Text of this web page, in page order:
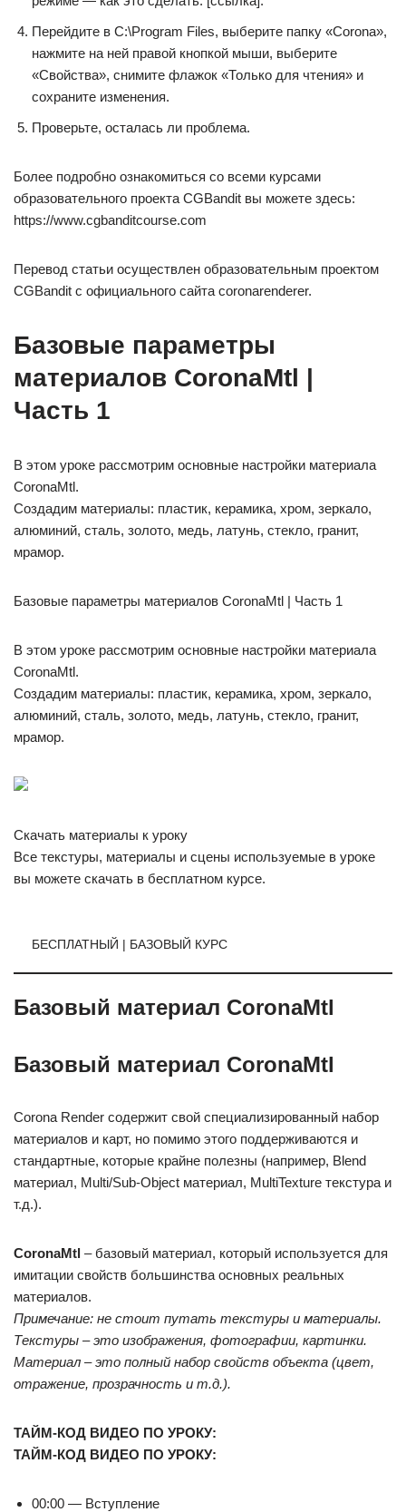
Перейдите в C:\Program Files, выберите папку «Corona»,
нажмите на ней правой кнопкой мыши, выберите
«Свойства», снимите флажок «Только для чтения» и
сохраните изменения.
Проверьте, осталась ли проблема.
Более подробно ознакомиться со всеми курсами
образовательного проекта CGBandit вы можете здесь:
https://www.cgbanditcourse.com
Перевод статьи осуществлен образовательным проектом
CGBandit c официального сайта coronarenderer.
Базовые параметры
материалов CoronaMtl |
Часть 1
В этом уроке рассмотрим основные настройки материала
CoronaMtl.
Создадим материалы: пластик, керамика, хром, зеркало,
алюминий, сталь, золото, медь, латунь, стекло, гранит,
мрамор.
Базовые параметры материалов CoronaMtl | Часть 1
В этом уроке рассмотрим основные настройки материала
CoronaMtl.
Создадим материалы: пластик, керамика, хром, зеркало,
алюминий, сталь, золото, медь, латунь, стекло, гранит,
мрамор.
Скачать материалы к уроку
Все текстуры, материалы и сцены используемые в уроке
вы можете скачать в бесплатном курсе.
БЕСПЛАТНЫЙ | БАЗОВЫЙ КУРС
Базовый материал CoronaMtl
Базовый материал CoronaMtl
Corona Render содержит свой специализированный набор
материалов и карт, но помимо этого поддерживаются и
стандартные, которые крайне полезны (например, Blend
материал, Multi/Sub-Object материал, MultiTexture текстура и
т.д.).
CoronaMtl – базовый материал, который используется для
имитации свойств большинства основных реальных
материалов.
Примечание: не стоит путать текстуры и материалы.
Текстуры – это изображения, фотографии, картинки.
Материал – это полный набор свойств объекта (цвет,
отражение, прозрачность и т.д.).
ТАЙМ-КОД ВИДЕО ПО УРОКУ:
ТАЙМ-КОД ВИДЕО ПО УРОКУ:
00:00 — Вступление